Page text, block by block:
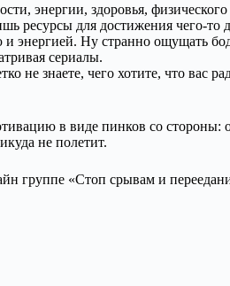
энергии, здоровья,
ресурсы для достижения чего-
энергией. Ну странно ощущать
сериалы.
знаете, чего хотите, что вас
в виде пинков со стороны:
не полетит.
группе «Стоп срывам и